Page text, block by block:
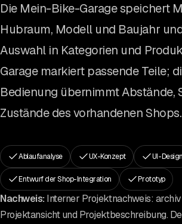
Die Mein-Bike-Garage speichert
Hubraum, Modell und Baujahr
Auswahl in Kategorien und
Garage markiert passende Teile;
Bedienung übernimmt Abstände,
Zustände des vorhandenen Shops.
Ablaufanalyse UX-Konzept UI-Design
Entwurf der Shop-Integration Prototyp
Nachweis: Interner Projektnachweis:
Projektansicht und Projektbeschreibung.